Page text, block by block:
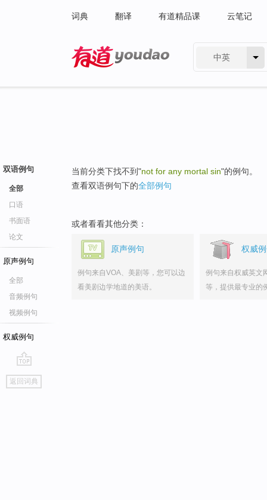
词典 翻译 有道精品课 云笔记
中英
双语例句
全部
口语
书面语
论文
原声例句
全部
音频例句
视频例句
权威例句
go
top
返回词典
当前分类下找不到"not for any mortal sin"的例句。
查看双语例句下的全部例句
或者看看其他分类：
原声例句
例句来自VOA、美剧等，您可以边
看美剧边学地道的美语。
权威
例句来自权威英文
等，提供最专业的